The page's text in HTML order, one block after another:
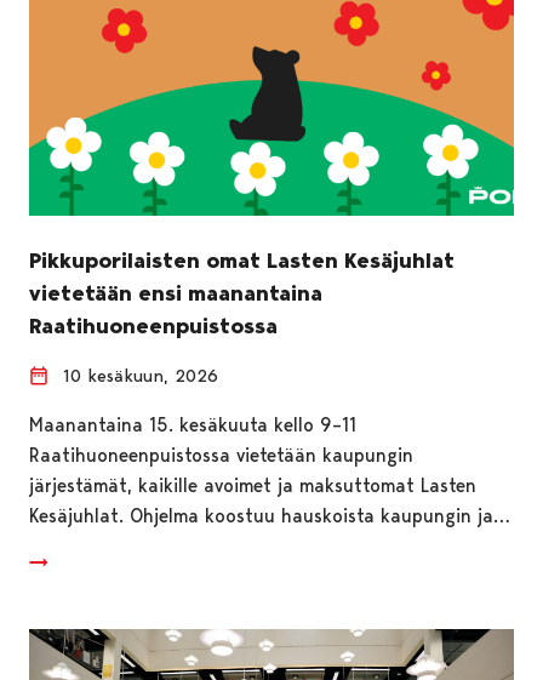
Pikkuporilaisten omat Lasten Kesäjuhlat
vietetään ensi maanantaina
Raatihuoneenpuistossa
10 kesäkuun, 2026
Maanantaina 15. kesäkuuta kello 9–11
Raatihuoneenpuistossa vietetään kaupungin
järjestämät, kaikille avoimet ja maksuttomat Lasten
Kesäjuhlat. Ohjelma koostuu hauskoista kaupungin ja…